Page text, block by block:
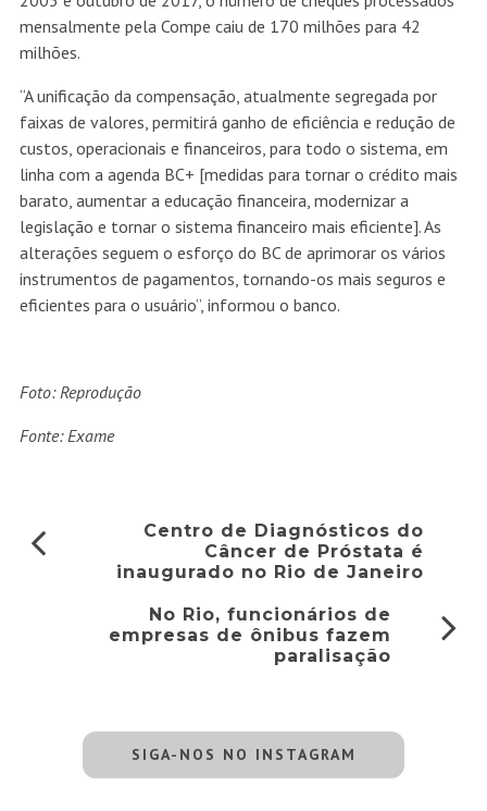
mensalmente pela Compe caiu de 170 milhões para 42
milhões.
“A unificação da compensação, atualmente segregada por
faixas de valores, permitirá ganho de eficiência e redução de
custos, operacionais e financeiros, para todo o sistema, em
linha com a agenda BC+ [medidas para tornar o crédito mais
barato, aumentar a educação financeira, modernizar a
legislação e tornar o sistema financeiro mais eficiente]. As
alterações seguem o esforço do BC de aprimorar os vários
instrumentos de pagamentos, tornando-os mais seguros e
eficientes para o usuário”, informou o banco.
Foto: Reprodução
Fonte: Exame
Centro de Diagnósticos do
Câncer de Próstata é
inaugurado no Rio de Janeiro
No Rio, funcionários de
empresas de ônibus fazem
paralisação
SIGA-NOS NO INSTAGRAM